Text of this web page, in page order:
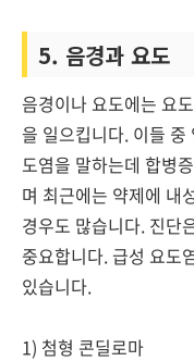
5. 음경과 요도
음경이나 요도에는 요
을 일으킵니다. 이들
도염을 말하는데 합병
며 최근에는 약제에 내
경우도 많습니다. 진단
중요합니다. 급성 요도
있습니다.
1) 첨형 콘딜로마